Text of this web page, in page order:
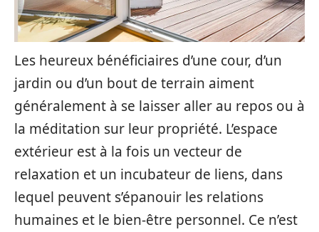
Les heureux bénéficiaires d’une cour, d’un
jardin ou d’un bout de terrain aiment
généralement à se laisser aller au repos ou à
la méditation sur leur propriété. L’espace
extérieur est à la fois un vecteur de
relaxation et un incubateur de liens, dans
lequel peuvent s’épanouir les relations
humaines et le bien-être personnel. Ce n’est